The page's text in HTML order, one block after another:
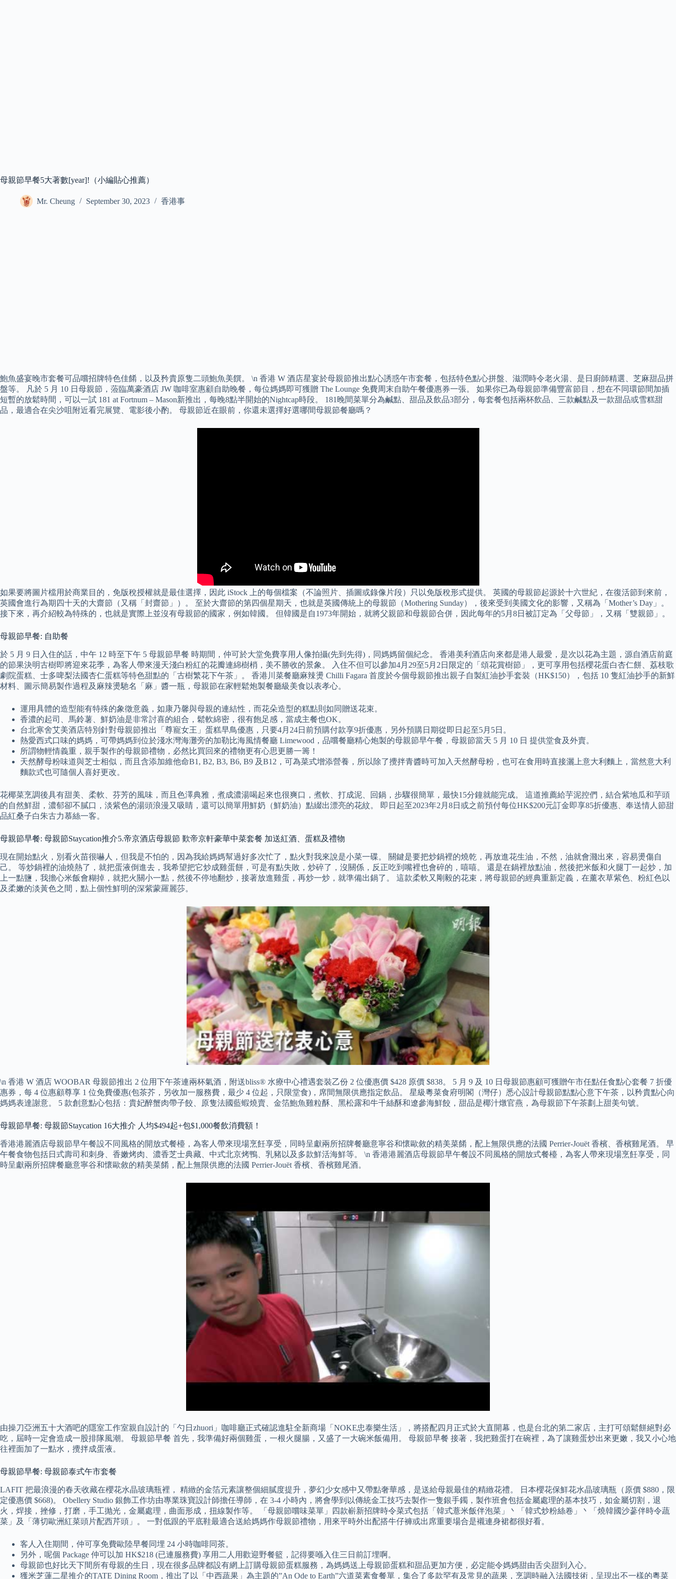
母親節早餐5大著數[year]!（小編貼心推薦）
Mr. Cheung September 30, 2023 香港事
鮑魚盛宴晚市套餐可品嚐招牌特色佳餚，以及矜貴原隻二頭鮑魚美饌。 \n 香港 W 酒店星宴於母親節推出點心誘惑午市套餐，包括特色點心拼盤、滋潤時令老火湯、是日廚師精選、芝麻甜品拼
盤等。 凡於 5 月 10 日母親節，蒞臨萬豪酒店 JW 咖啡室惠顧自助晚餐，每位媽媽即可獲贈 The Lounge 免費周末自助午餐優惠券一張。 如果你已為母親節準備豐富節目，想在不同環節間加插
短暫的放鬆時間，可以一試 181 at Fortnum – Mason新推出，每晚8點半開始的Nightcap時段。 181晚間菜單分為鹹點、甜品及飲品3部分，每套餐包括兩杯飲品、三款鹹點及一款甜品或雪糕甜
品，最適合在尖沙咀附近看完展覽、電影後小酌。 母親節近在眼前，你還未選擇好選哪間母親節餐廳嗎？
如果要將圖片檔用於商業目的，免版稅授權就是最佳選擇，因此 iStock 上的每個檔案（不論照片、插圖或錄像片段）只以免版稅形式提供。 英國的母親節起源於十六世紀，在復活節到來前，
英國會進行為期四十天的大齋節（又稱「封齋節」）。 至於大齋節的第四個星期天，也就是英國傳統上的母親節（Mothering Sunday），後來受到美國文化的影響，又稱為「Mother’s Day」。
接下來，再介紹較為特殊的，也就是實際上並沒有母親節的國家，例如韓國。 但韓國是自1973年開始，就將父親節和母親節合併，因此每年的5月8日被訂定為「父母節」，又稱「雙親節」。
母親節早餐: 自助餐
於 5 月 9 日入住的話，中午 12 時至下午 5 母親節早餐 時期間，仲可於大堂免費享用人像拍攝(先到先得)，同媽媽留個紀念。 香港美利酒店向來都是港人最愛，是次以花為主題，源自酒店前庭
的節果決明古樹即將迎來花季，為客人帶來漫天淺白粉紅的花瓣連綿樹梢，美不勝收的景象。 入住不但可以參加4月29至5月2日限定的「頌花賞樹節」，更可享用包括櫻花蛋白杏仁餅、荔枝歌
劇院蛋糕、士多啤梨法國杏仁蛋糕等特色甜點的「古樹繁花下午茶」。 香港川菜餐廳麻辣燙 Chilli Fagara 首度於今個母親節推出親子自製紅油抄手套裝（HK$150），包括 10 隻紅油抄手的新鮮
材料、圖示簡易製作過程及麻辣燙馳名「麻」醬一瓶，母親節在家輕鬆炮製餐廳級美食以表孝心。
運用具體的造型能有特殊的象徵意義，如康乃馨與母親的連結性，而花朵造型的糕點則如同贈送花束。
香濃的起司、馬鈴薯、鮮奶油是非常討喜的組合，鬆軟綿密，很有飽足感，當成主餐也OK。
台北寒舍艾美酒店特別針對母親節推出「尊寵女王」蛋糕早鳥優惠，只要4月24日前預購付款享9折優惠，另外預購日期從即日起至5月5日。
熱愛西式口味的媽媽，可帶媽媽到位於淺水灣海灘旁的加勒比海風情餐廳 Limewood，品嚐餐廳精心炮製的母親節早午餐，母親節當天 5 月 10 日 提供堂食及外賣。
所謂物輕情義重，親手製作的母親節禮物，必然比買回來的禮物更有心思更勝一籌！
天然酵母粉味道與芝士相似，而且含添加維他命B1, B2, B3, B6, B9 及B12，可為菜式增添營養，所以除了攪拌青醬時可加入天然酵母粉，也可在食用時直接灑上意大利麵上，當然意大利
麵款式也可隨個人喜好更改。
花椰菜烹調後具有甜美、柔軟、芬芳的風味，而且色澤典雅，煮成濃湯喝起來也很爽口，煮軟、打成泥、回鍋，步驟很簡單，最快15分鐘就能完成。 這道推薦給芋泥控們，結合紫地瓜和芋頭
的自然鮮甜，濃郁卻不膩口，淡紫色的湯頭浪漫又吸睛，還可以簡單用鮮奶（鮮奶油）點綴出漂亮的花紋。 即日起至2023年2月8日或之前預付每位HK$200元訂金即享85折優惠、奉送情人節甜
品紅桑子白朱古力慕絲一客。
母親節早餐: 母親節Staycation推介5.帝京酒店母親節 歎帝京軒豪華中菜套餐 加送紅酒、蛋糕及禮物
現在開始點火，別看火苗很嚇人，但我是不怕的，因為我給媽媽幫過好多次忙了，點火對我來說是小菜一碟。 關鍵是要把炒鍋裡的燒乾，再放進花生油，不然，油就會濺出來，容易燙傷自
己。 等炒鍋裡的油燒熱了，就把蛋液倒進去，我希望把它炒成雞蛋餅，可是有點失敗，炒碎了，沒關係，反正吃到嘴裡也會碎的，嘻嘻。 還是在鍋裡放點油，然後把米飯和火腿丁一起炒，加
上一點鹽，我擔心米飯會糊掉，就把火關小一點，然後不停地翻炒，接著放進雞蛋，再炒一炒，就準備出鍋了。 這款柔軟又剛毅的花束，將母親節的經典重新定義，在薰衣草紫色、粉紅色以
及柔嫩的淡黃色之間，點上個性鮮明的深紫蒙羅麗莎。
\n 香港 W 酒店 WOOBAR 母親節推出 2 位用下午茶連兩杯氣酒，附送bliss® 水療中心禮遇套裝乙份 2 位優惠價 $428 原價 $838。 5 月 9 及 10 日母親節惠顧可獲贈午市任點任食點心套餐 7 折優
惠券，每 4 位惠顧尊享 1 位免費優惠(包茶芥，另收加一服務費，最少 4 位起，只限堂食)，席間無限供應指定飲品。 星級粵菜食府明閣（灣仔）悉心設計母親節點點心意下午茶，以矜貴點心向
媽媽表達謝意。 5 款創意點心包括：貴妃醉蟹肉帶子餃、原隻法國藍蝦燒賣、金箔鮑魚雞粒酥、黑松露和牛千絲酥和遼參海鮮餃，甜品是椰汁燉官燕，為母親節下午茶劃上甜美句號。
母親節早餐: 母親節Staycation 16大推介 人均$494起+包$1,000餐飲消費額！
香港港麗酒店母親節早午餐設不同風格的開放式餐檯，為客人帶來現場烹飪享受，同時呈獻兩所招牌餐廳意寧谷和懷歐敘的精美菜餚，配上無限供應的法國 Perrier-Jouët 香檳、香檳雞尾酒。 早
午餐食物包括日式壽司和刺身、香嫩烤肉、濃香芝士典藏、中式北京烤鴨、乳豬以及多款鮮活海鮮等。 \n 香港港麗酒店母親節早午餐設不同風格的開放式餐檯，為客人帶來現場烹飪享受，同
時呈獻兩所招牌餐廳意寧谷和懷歐敘的精美菜餚，配上無限供應的法國 Perrier-Jouët 香檳、香檳雞尾酒。
由操刀亞洲五十大酒吧的隱室工作室親自設計的「勺日zhuori」咖啡廳正式確認進駐全新商場「NOKE忠泰樂生活」，將搭配四月正式於大直開幕，也是台北的第二家店，主打可頌鬆餅絕對必
吃，屆時一定會造成一股排隊風潮。 母親節早餐 首先，我準備好兩個雞蛋，一根火腿腸，又盛了一大碗米飯備用。 母親節早餐 接著，我把雞蛋打在碗裡，為了讓雞蛋炒出來更嫩，我又小心地
往裡面加了一點水，攪拌成蛋液。
母親節早餐: 母親節泰式午市套餐
LAFIT 把最浪漫的春天收藏在櫻花水晶玻璃瓶裡， 精緻的金箔元素讓整個細膩度提升，夢幻少女感中又帶點奢華感，是送給母親最佳的精緻花禮。 日本櫻花保鮮花水晶玻璃瓶（原價 $880，限
定優惠價 $668)。 Obellery Studio 銀飾工作坊由專業珠寶設計師擔任導師，在 3-4 小時內，將會學到以傳統金工技巧去製作一隻銀手鐲，製作班會包括金屬處理的基本技巧，如金屬切割，退
火，焊接，挫修，打磨，手工抛光，金屬處理，曲面形成，扭線製作等。 「母親節嚐味菜單」四款嶄新招牌時令菜式包括「韓式薏米飯伴泡菜」丶「韓式炒粉絲卷」丶「燒韓國沙蔘伴時令蔬
菜」及「薄切歐洲紅菜頭片配西芹頭」。 一對低跟的平底鞋最適合送給媽媽作母親節禮物，用來平時外出配搭牛仔褲或出席重要場合是襯連身裙都很好看。
客人入住期間，仲可享免費歐陸早餐同埋 24 小時咖啡同茶。
另外，呢個 Package 仲可以加 HK$218 (已連服務費) 享用二人用歡迎野餐籃，記得要喺入住三日前訂埋啊。
母親節也好比天下間所有母親的生日，現在很多品牌都設有網上訂購母親節蛋糕服務，為媽媽送上母親節蛋糕和甜品更加方便，必定能令媽媽甜由舌尖甜到入心。
獲米芝蓮二星推介的TATE Dining Room，推出了以「中西蔬果」為主題的”An Ode to Earth”六道菜素食餐單，集合了多款罕有及常見的蔬果，烹調時融入法國技術，呈現出不一樣的粵菜